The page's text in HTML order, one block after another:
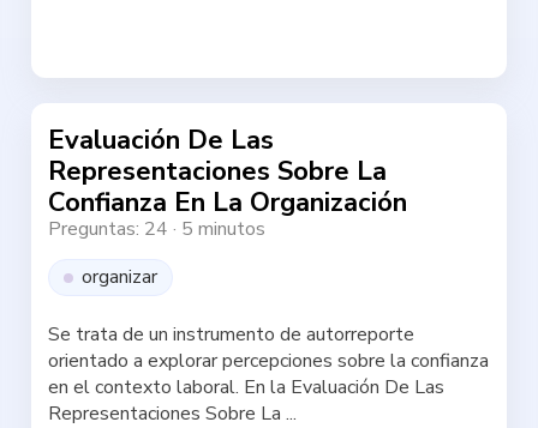
Evaluación De Las
Representaciones Sobre La
Confianza En La Organización
Preguntas: 24 · 5 minutos
organizar
Se trata de un instrumento de autorreporte
orientado a explorar percepciones sobre la confianza
en el contexto laboral. En la Evaluación De Las
Representaciones Sobre La ...